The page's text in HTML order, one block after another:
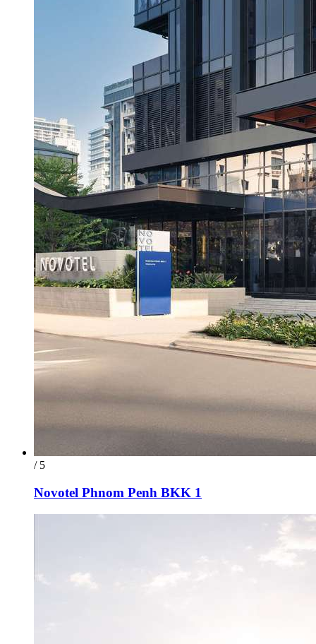
/ 5
Novotel Phnom Penh BKK 1